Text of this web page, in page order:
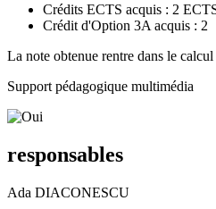
Crédits ECTS acquis : 2
Crédit d'Option 3A acquis : 2
La note obtenue rentre dans le
Support pédagogique multimédia
responsables
Ada DIACONESCU